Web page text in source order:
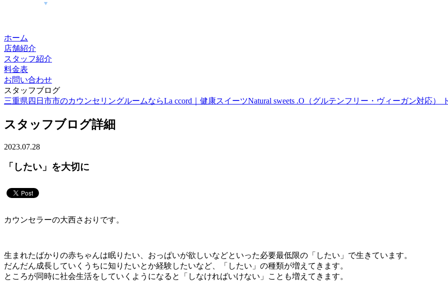
ホーム
店舗紹介
スタッフ紹介
料金表
お問い合わせ
スタッフブログ
三重県四日市市のカウンセリングルームならLa ccord｜健康スイーツNatural sweets .O（グルテンフリー・ヴィーガン対応）
スタッフブログ詳細
2023.07.28
「したい」を大切に
カウンセラーの大西さおりです。
生まれたばかりの赤ちゃんは眠りたい、おっぱいが欲しいなどといった必要最低限の「したい」で生きています。
だんだん成長していくうちに知りたいとか経験したいなど、「したい」の種類が増えてきます。
ところが同時に社会生活をしていくようになると「しなければいけない」ことも増えてきます。